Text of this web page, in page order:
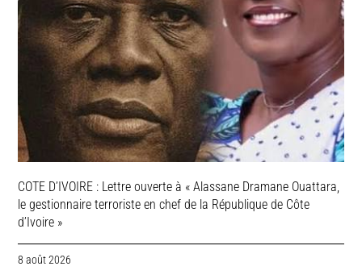
COTE D’IVOIRE : Lettre ouverte à « Alassane Dramane Ouattara,
le gestionnaire terroriste en chef de la République de Côte
d’Ivoire »
8 août 2026